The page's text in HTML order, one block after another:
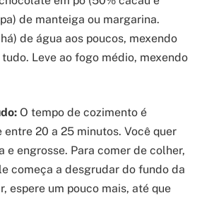
de manteiga ou margarina.
de água aos poucos, mexendo
Leve ao fogo médio, mexendo
O tempo de cozimento é
20 a 25 minutos. Você quer
e engrosse. Para comer de colher,
começa a desgrudar do fundo da
espere um pouco mais, até que